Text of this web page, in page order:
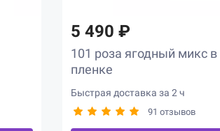
5 490 ₽
101 роза ягодный микс в
пленке
Быстрая доставка за 2 ч
91 отзывов